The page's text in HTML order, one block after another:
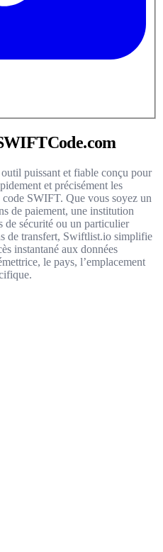
puissant et fiable conçu pour
et précisément les
SWIFT. Que vous soyez un
de paiement, une institution
de sécurité ou un particulier
de transfert, Swiftlist.io simplifie
instantané aux données
le pays, l’emplacement